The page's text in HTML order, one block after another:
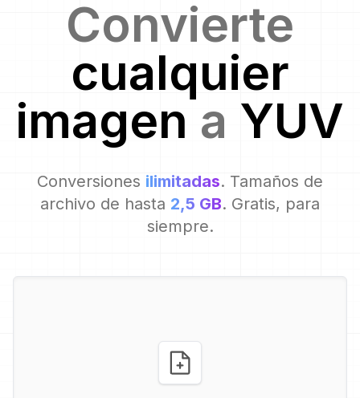
Convierte
cualquier
imagen a YUV
Conversiones ilimitadas. Tamaños de
archivo de hasta 2,5 GB. Gratis, para
siempre.